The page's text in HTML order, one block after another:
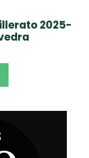
2025-